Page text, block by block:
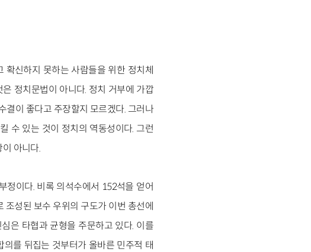
신하지 못하는 사람들을 위한 정치체
정치문법이 아니다. 정치 거부에 가깝
결이 좋다고 주장할지 모르겠다. 그러나
수 있는 것이 정치의 역동성이다. 그런
아니다.
정이다. 비록 의석수에서 152석을 얻어
성된 보수 우위의 구도가 이번 총선에
은 타협과 균형을 주문하고 있다. 이를
를 뒤집는 것부터가 올바른 민주적 태